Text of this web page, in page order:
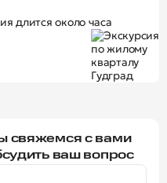
длится около часа
свяжемся с вами
ваш вопрос